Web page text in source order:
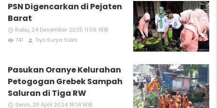
PSN Digencarkan di Pejaten
Barat
access_time Rabu, 24 Desember 2025 11:06 WIB
remove_red_eye 741 person Tiyo Surya Sakti
Pasukan Oranye Kelurahan
Petogogan Grebek Sampah
Saluran di Tiga RW
access_time Senin, 29 April 2024 18:14 WIB